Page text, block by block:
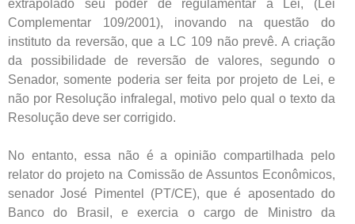
extrapolado seu poder de regulamentar a Lei, (Lei
Complementar 109/2001), inovando na questão do
instituto da reversão, que a LC 109 não prevê. A criação
da possibilidade de reversão de valores, segundo o
Senador, somente poderia ser feita por projeto de Lei, e
não por Resolução infralegal, motivo pelo qual o texto da
Resolução deve ser corrigido.
No entanto, essa não é a opinião compartilhada pelo
relator do projeto na Comissão de Assuntos Econômicos,
senador José Pimentel (PT/CE), que é aposentado do
Banco do Brasil, e exercia o cargo de Ministro da